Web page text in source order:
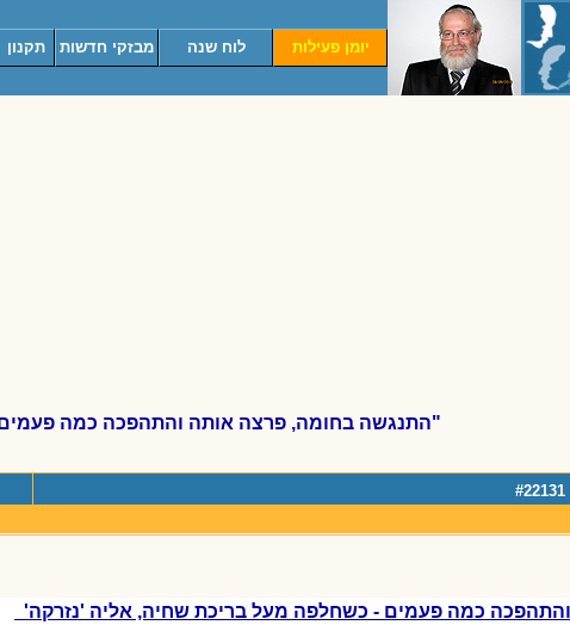
יומן פעילות לוח שנה מבזקי חדשות תקנון
"התנגשה בחומה, פרצה אותה והתהפכה כמה
כמה פעמים - כשחלפה מעל בריכת שחיה, אליה 'נזרקה'